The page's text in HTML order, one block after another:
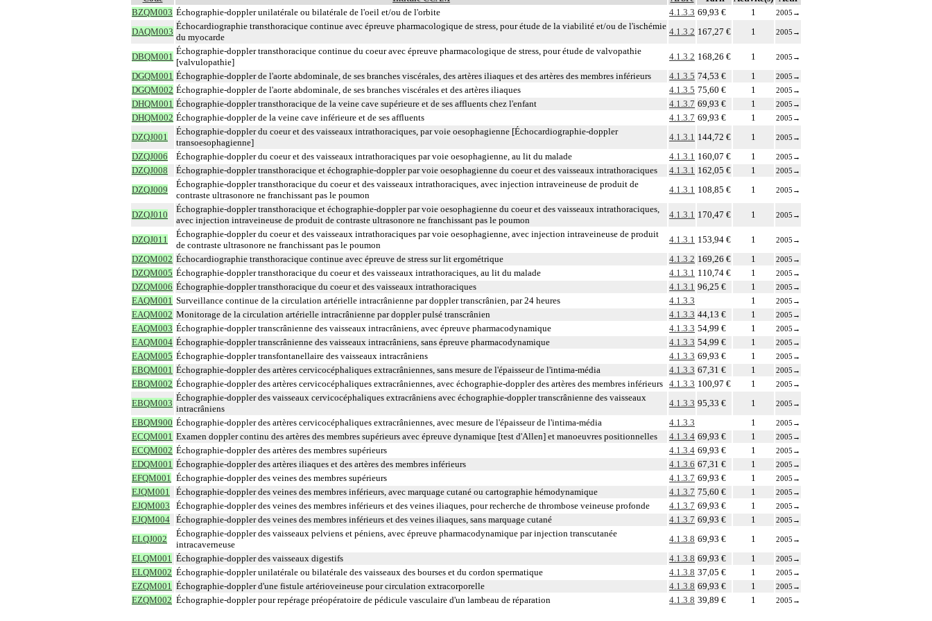
BZQM003 Échographie-doppler unilatérale ou bilatérale de l'oeil et/ou de l'orbite 4.1.3.3 69,93 € 1 2005 →
DAQM003
Échocardiographie transthoracique continue avec épreuve pharmacologique de stress, pour étude de la viabilité et/ou de l'ischémie
du myocarde
4.1.3.2 167,27 € 1 2005 →
DBQM001
Échographie-doppler transthoracique continue du coeur avec épreuve pharmacologique de stress, pour étude de valvopathie
[valvulopathie]
4.1.3.2 168,26 € 1 2005 →
DGQM001 Échographie-doppler de l'aorte abdominale, de ses branches viscérales, des artères iliaques et des artères des membres inférieurs 4.1.3.5 74,53 € 1 2005 →
DGQM002 Échographie-doppler de l'aorte abdominale, de ses branches viscérales et des artères iliaques 4.1.3.5 75,60 € 1 2005 →
DHQM001 Échographie-doppler transthoracique de la veine cave supérieure et de ses affluents chez l'enfant 4.1.3.7 69,93 € 1 2005 →
DHQM002 Échographie-doppler de la veine cave inférieure et de ses affluents 4.1.3.7 69,93 € 1 2005 →
DZQJ001
Échographie-doppler du coeur et des vaisseaux intrathoraciques, par voie oesophagienne [Échocardiographie-doppler
transoesophagienne]
4.1.3.1 144,72 € 1 2005 →
DZQJ006 Échographie-doppler du coeur et des vaisseaux intrathoraciques par voie oesophagienne, au lit du malade 4.1.3.1 160,07 € 1 2005 →
DZQJ008 Échographie-doppler transthoracique et échographie-doppler par voie oesophagienne du coeur et des vaisseaux intrathoraciques 4.1.3.1 162,05 € 1 2005 →
DZQJ009
Échographie-doppler transthoracique du coeur et des vaisseaux intrathoraciques, avec injection intraveineuse de produit de
contraste ultrasonore ne franchissant pas le poumon
4.1.3.1 108,85 € 1 2005 →
DZQJ010
Échographie-doppler transthoracique et échographie-doppler par voie oesophagienne du coeur et des vaisseaux intrathoraciques,
avec injection intraveineuse de produit de contraste ultrasonore ne franchissant pas le poumon
4.1.3.1 170,47 € 1 2005 →
DZQJ011
Échographie-doppler du coeur et des vaisseaux intrathoraciques par voie oesophagienne, avec injection intraveineuse de produit
de contraste ultrasonore ne franchissant pas le poumon
4.1.3.1 153,94 € 1 2005 →
DZQM002 Échocardiographie transthoracique continue avec épreuve de stress sur lit ergométrique 4.1.3.2 169,26 € 1 2005 →
DZQM005 Échographie-doppler transthoracique du coeur et des vaisseaux intrathoraciques, au lit du malade 4.1.3.1 110,74 € 1 2005 →
DZQM006 Échographie-doppler transthoracique du coeur et des vaisseaux intrathoraciques 4.1.3.1 96,25 € 1 2005 →
EAQM001 Surveillance continue de la circulation artérielle intracrânienne par doppler transcrânien, par 24 heures 4.1.3.3 1 2005 →
EAQM002 Monitorage de la circulation artérielle intracrânienne par doppler pulsé transcrânien 4.1.3.3 44,13 € 1 2005 →
EAQM003 Échographie-doppler transcrânienne des vaisseaux intracrâniens, avec épreuve pharmacodynamique 4.1.3.3 54,99 € 1 2005 →
EAQM004 Échographie-doppler transcrânienne des vaisseaux intracrâniens, sans épreuve pharmacodynamique 4.1.3.3 54,99 € 1 2005 →
EAQM005 Échographie-doppler transfontanellaire des vaisseaux intracrâniens 4.1.3.3 69,93 € 1 2005 →
EBQM001 Échographie-doppler des artères cervicocéphaliques extracrâniennes, sans mesure de l'épaisseur de l'intima-média 4.1.3.3 67,31 € 1 2005 →
EBQM002 Échographie-doppler des artères cervicocéphaliques extracrâniennes, avec échographie-doppler des artères des membres inférieurs 4.1.3.3 100,97 € 1 2005 →
EBQM003
Échographie-doppler des vaisseaux cervicocéphaliques extracrâniens avec échographie-doppler transcrânienne des vaisseaux
intracrâniens
4.1.3.3 95,33 € 1 2005 →
EBQM900 Échographie-doppler des artères cervicocéphaliques extracrâniennes, avec mesure de l'épaisseur de l'intima-média 4.1.3.3 1 2005 →
ECQM001 Examen doppler continu des artères des membres supérieurs avec épreuve dynamique [test d'Allen] et manoeuvres positionnelles 4.1.3.4 69,93 € 1 2005 →
ECQM002 Échographie-doppler des artères des membres supérieurs 4.1.3.4 69,93 € 1 2005 →
EDQM001 Échographie-doppler des artères iliaques et des artères des membres inférieurs 4.1.3.6 67,31 € 1 2005 →
EFQM001 Échographie-doppler des veines des membres supérieurs 4.1.3.7 69,93 € 1 2005 →
EJQM001 Échographie-doppler des veines des membres inférieurs, avec marquage cutané ou cartographie hémodynamique 4.1.3.7 75,60 € 1 2005 →
EJQM003 Échographie-doppler des veines des membres inférieurs et des veines iliaques, pour recherche de thrombose veineuse profonde 4.1.3.7 69,93 € 1 2005 →
EJQM004 Échographie-doppler des veines des membres inférieurs et des veines iliaques, sans marquage cutané 4.1.3.7 69,93 € 1 2005 →
ELQJ002
Échographie-doppler des vaisseaux pelviens et péniens, avec épreuve pharmacodynamique par injection transcutanée
intracaverneuse
4.1.3.8 69,93 € 1 2005 →
ELQM001 Échographie-doppler des vaisseaux digestifs 4.1.3.8 69,93 € 1 2005 →
ELQM002 Échographie-doppler unilatérale ou bilatérale des vaisseaux des bourses et du cordon spermatique 4.1.3.8 37,05 € 1 2005 →
EZQM001 Échographie-doppler d'une fistule artérioveineuse pour circulation extracorporelle 4.1.3.8 69,93 € 1 2005 →
EZQM002 Échographie-doppler pour repérage préopératoire de pédicule vasculaire d'un lambeau de réparation 4.1.3.8 39,89 € 1 2005 →